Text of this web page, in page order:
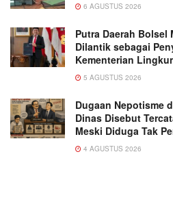
6 AGUSTUS 2026
Putra Daerah Bolsel
Dilantik sebagai
Kementerian
5 AGUSTUS 2026
Dugaan Nepotisme
Dinas Disebut
Meski Diduga Tak
4 AGUSTUS 2026